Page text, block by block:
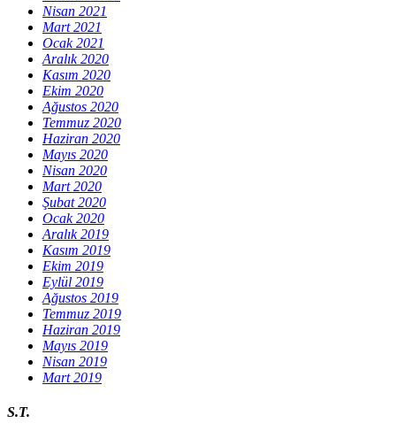
Nisan 2021
Mart 2021
Ocak 2021
Aralık 2020
Kasım 2020
Ekim 2020
Ağustos 2020
Temmuz 2020
Haziran 2020
Mayıs 2020
Nisan 2020
Mart 2020
Şubat 2020
Ocak 2020
Aralık 2019
Kasım 2019
Ekim 2019
Eylül 2019
Ağustos 2019
Temmuz 2019
Haziran 2019
Mayıs 2019
Nisan 2019
Mart 2019
S.T.